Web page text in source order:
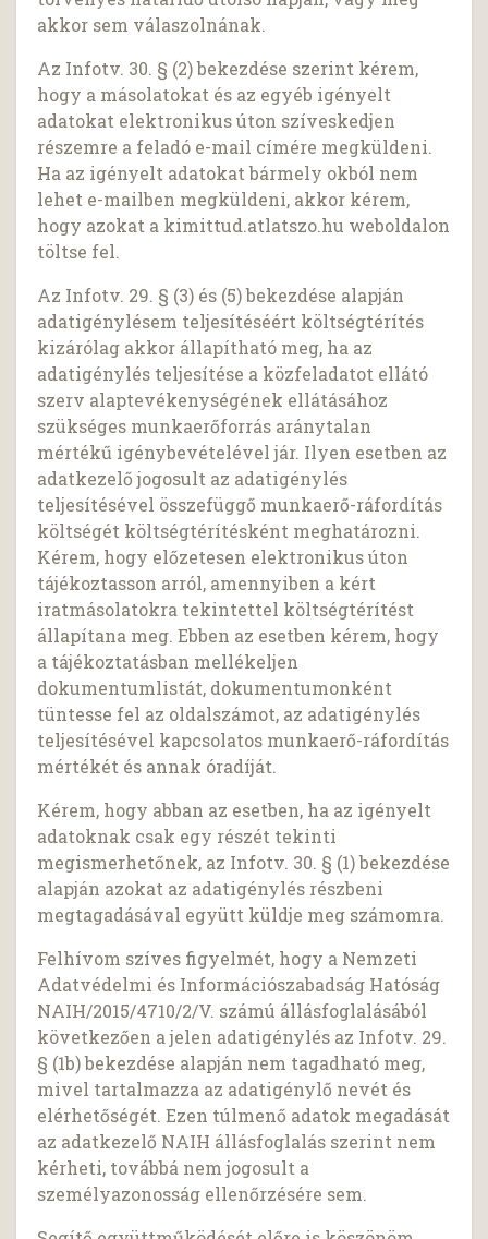
akkor sem válaszolnának.
Az Infotv. 30. § (2) bekezdése szerint kérem,
hogy a másolatokat és az egyéb igényelt
adatokat elektronikus úton szíveskedjen
részemre a feladó e-mail címére megküldeni.
Ha az igényelt adatokat bármely okból nem
lehet e-mailben megküldeni, akkor kérem,
hogy azokat a kimittud.atlatszo.hu weboldalon
töltse fel.
Az Infotv. 29. § (3) és (5) bekezdése alapján
adatigénylésem teljesítéséért költségtérítés
kizárólag akkor állapítható meg, ha az
adatigénylés teljesítése a közfeladatot ellátó
szerv alaptevékenységének ellátásához
szükséges munkaerőforrás aránytalan
mértékű igénybevételével jár. Ilyen esetben az
adatkezelő jogosult az adatigénylés
teljesítésével összefüggő munkaerő-ráfordítás
költségét költségtérítésként meghatározni.
Kérem, hogy előzetesen elektronikus úton
tájékoztasson arról, amennyiben a kért
iratmásolatokra tekintettel költségtérítést
állapítana meg. Ebben az esetben kérem, hogy
a tájékoztatásban mellékeljen
dokumentumlistát, dokumentumonként
tüntesse fel az oldalszámot, az adatigénylés
teljesítésével kapcsolatos munkaerő-ráfordítás
mértékét és annak óradíját.
Kérem, hogy abban az esetben, ha az igényelt
adatoknak csak egy részét tekinti
megismerhetőnek, az Infotv. 30. § (1) bekezdése
alapján azokat az adatigénylés részbeni
megtagadásával együtt küldje meg számomra.
Felhívom szíves figyelmét, hogy a Nemzeti
Adatvédelmi és Információszabadság Hatóság
NAIH/2015/4710/2/V. számú állásfoglalásából
következően a jelen adatigénylés az Infotv. 29.
§ (1b) bekezdése alapján nem tagadható meg,
mivel tartalmazza az adatigénylő nevét és
elérhetőségét. Ezen túlmenő adatok megadását
az adatkezelő NAIH állásfoglalás szerint nem
kérheti, továbbá nem jogosult a
személyazonosság ellenőrzésére sem.